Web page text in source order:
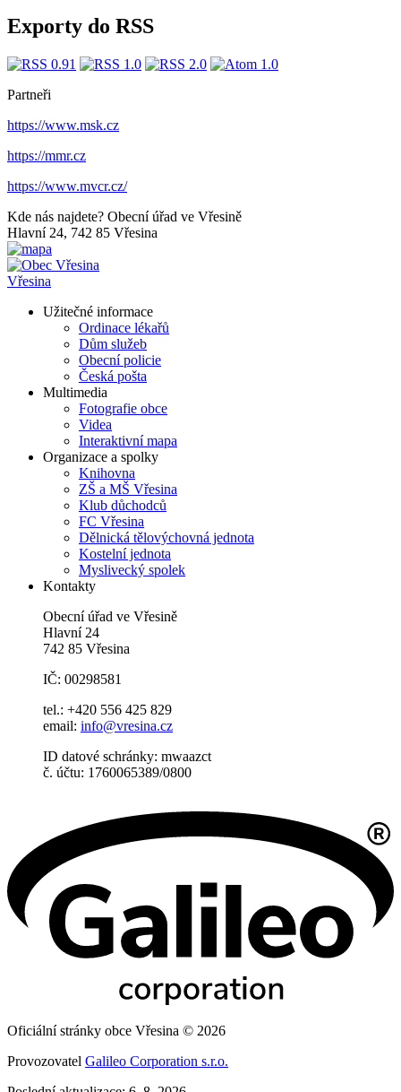
Exporty do RSS
Partneři
https://www.msk.cz
https://mmr.cz
https://www.mvcr.cz/
Kde nás najdete? Obecní úřad ve Vřesině
Hlavní 24, 742 85 Vřesina
Vřesina
Užitečné informace
Ordinace lékařů
Dům služeb
Obecní policie
Česká pošta
Multimedia
Fotografie obce
Videa
Interaktivní mapa
Organizace a spolky
Knihovna
ZŠ a MŠ Vřesina
Klub důchodců
FC Vřesina
Dělnická tělovýchovná jednota
Kostelní jednota
Myslivecký spolek
Kontakty
Obecní úřad ve Vřesině
Hlavní 24
742 85 Vřesina
IČ: 00298581
tel.: +420 556 425 829
email: info@vresina.cz
ID datové schránky: mwaazct
č. účtu: 1760065389/0800
Oficiální stránky obce Vřesina © 2026
Provozovatel Galileo Corporation s.r.o.